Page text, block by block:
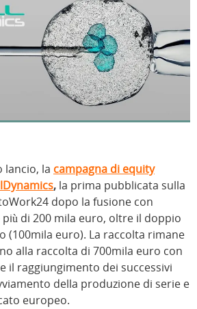
lancio, la campagna di equity
, la prima pubblicata sulla
dopo la fusione con
di 200 mila euro, oltre il doppio
(100mila euro). La raccolta rimane
alla raccolta di 700mila euro con
il raggiungimento dei successivi
della produzione di serie e
europeo.